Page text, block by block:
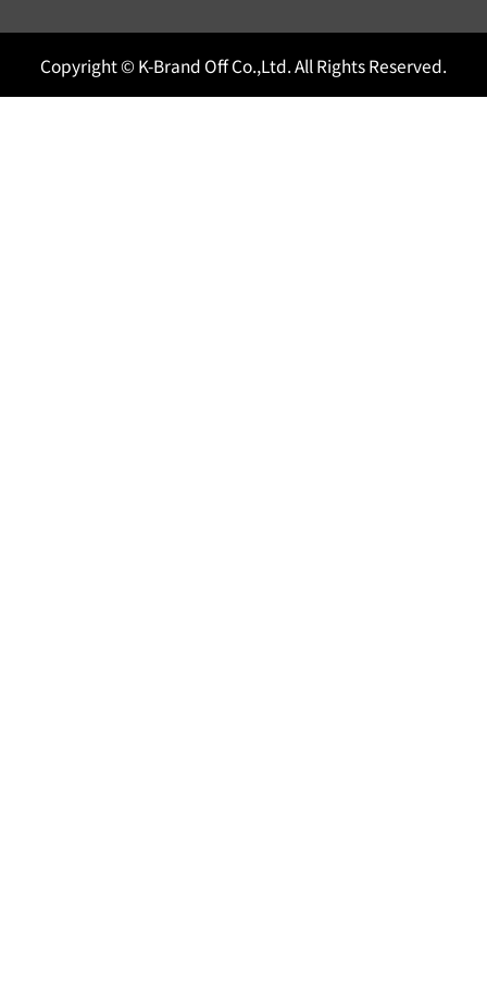
Copyright © K-Brand Off Co.,Ltd. All Rights Reserved.